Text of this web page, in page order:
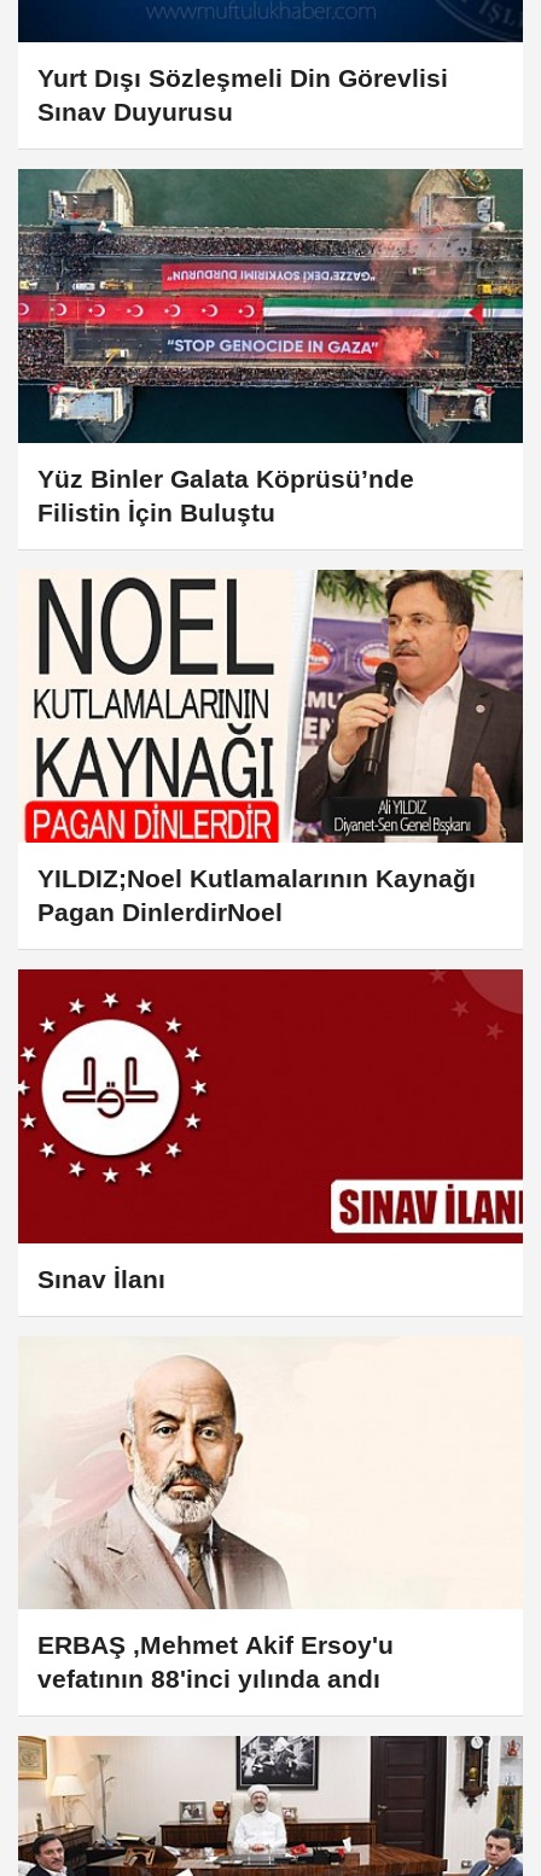
Yurt Dışı Sözleşmeli Din Görevlisi
Sınav Duyurusu
Yüz Binler Galata Köprüsü’nde
Filistin İçin Buluştu
YILDIZ;Noel Kutlamalarının Kaynağı
Pagan DinlerdirNoel
Sınav İlanı
ERBAŞ ,Mehmet Akif Ersoy'u
vefatının 88'inci yılında andı